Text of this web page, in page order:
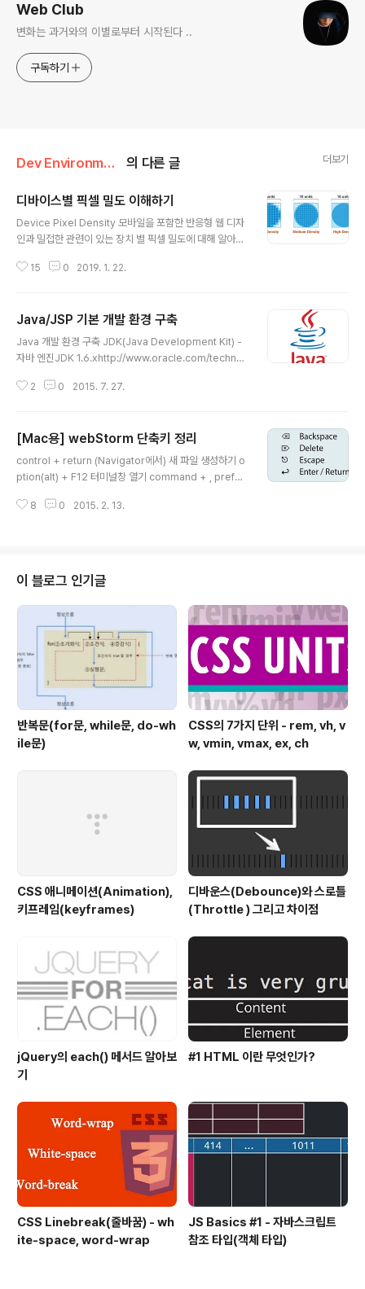
Web Club
변화는 과거와의 이별로부터 시작된다 ..
구독하기
Dev Environment 의 다른 글 더보기
디바이스별 픽셀 밀도 이해하기
Device Pixel Density 모바일을 포함한 반응형 웹 디자
인과 밀접한 관련이 있는 장치 별 픽셀 밀도에 대해 알아보
는 환경, 즉 수많은 디바이스를 접하는 시대에 디바이스마
y) 픽셀 밀도란 공간(대부분 inch에서 사용)에 픽셀이 들어
가는 물리적인 수치를 말합니다. (국내에서는 센치미터나
밀리미터를 사용하지만 해외에서는 인치를 사용하기 때문
킨토시 컴퓨터(애플2)는 인치당(inch) 72픽셀이었습니
15 0 2019. 1. 22.
Java/JSP 기본 개발 환경 구축
Java 개발 환경 구축 JDK(Java Development Kit) -
자바 엔진JDK 1.6.xhttp://www.oracle.com/technet
하는 시점 → Java SE(Standard Edition) 8u51 ( 8버
에)만 포함, JDK 는 jre(엔진)과 개발관련 소스까지 포함]
Eclipse (개발 도구 IDE)http://www.eclipse.org 본인
OS 에 적합한 이클립스를 다운받습니다. 이클립스는 설치
자주 사용하는 C 드라이..
2 0 2015. 7. 27.
[Mac용] webStorm 단축키 정리
control + return (Navigator에서) 새 파일 생성하기 o
ption(alt) + F12 터미널창 열기 command + , prefer
ommand + return 현재줄에서 커서 유지하면서 다음줄
t + J 라인 합치기 command + d 한 줄 복사하기 com
mand + shift + U 대소문자 토글하기 option(alt) + 방
향키(상하) selection 지정하기( 방향키 위: expand, 방
향키 아래: ..
8 0 2015. 2. 13.
이 블로그 인기글
반복문(for문, while문, do-wh
ile문)
CSS의 7가지 단위 - rem, vh, v
w, vmin, vmax, ex, ch
CSS 애니메이션(Animation),
키프레임(keyframes)
디바운스(Debounce)와 스로틀
(Throttle ) 그리고 차이점
jQuery의 each() 메서드 알아보
기
#1 HTML 이란 무엇인가?
CSS Linebreak(줄바꿈) - wh
ite-space, word-wrap
JS Basics #1 - 자바스크립트
참조 타입(객체 타입)